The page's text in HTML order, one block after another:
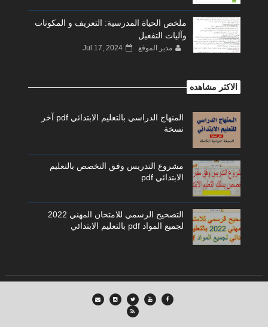
ملخص الحياة المدرسية: التعريف و المكونات
وآليات التفعيل
مدير الموقع Jul 17, 2024
الاكثر مشاهده
المنهاج الدراسي بالتعليم الابتدائي pdf آخر
نسخة
مشروع التدريس وفق التخصص بالتعليم
الابتدائي pdf
التصحيح الرسمي للامتحان المهني 2022
لجميع المواد pdf بالتعليم الابتدائي